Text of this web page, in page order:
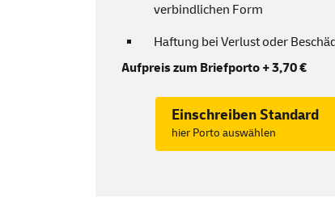
verbindlichen Form
Haftung bei Verlust oder
Aufpreis zum Briefporto + 3,70 €
Einschreiben Standard
hier Porto auswählen